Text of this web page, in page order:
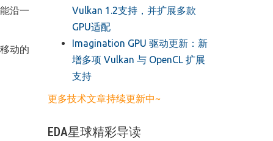
沿一
Vulkan 1.2支持，并扩展多款
GPU适配
​Imagination GPU 驱动更新：新
增多项 Vulkan 与 OpenCL 扩展
支持
更多技术文章持续更新中~
EDA星球精彩导读